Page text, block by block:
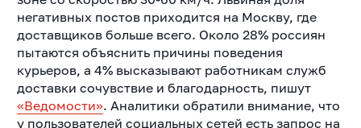
негативных постов приходится на Москву, где
доставщиков больше всего. Около 28% россиян
пытаются объяснить причины поведения
курьеров, а 4% высказывают работникам служб
доставки сочувствие и благодарность, пишут
«Ведомости». Аналитики обратили внимание, что
у пользователей социальных сетей есть запрос на